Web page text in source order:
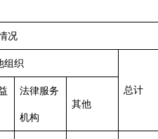
况
组织
总计
法律服务
机构
其他